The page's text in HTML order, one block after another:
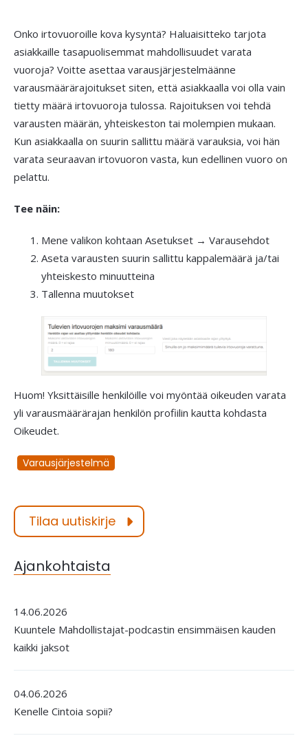
Onko irtovuoroille kova kysyntä? Haluaisitteko tarjota
asiakkaille tasapuolisemmat mahdollisuudet varata
vuoroja? Voitte asettaa varausjärjestelmäänne
varausmäärärajoitukset siten, että asiakkaalla voi olla vain
tietty määrä irtovuoroja tulossa. Rajoituksen voi tehdä
varausten määrän, yhteiskeston tai molempien mukaan.
Kun asiakkaalla on suurin sallittu määrä varauksia, voi hän
varata seuraavan irtovuoron vasta, kun edellinen vuoro on
pelattu.
Tee näin:
Mene valikon kohtaan Asetukset → Varausehdot
Aseta varausten suurin sallittu kappalemäärä ja/tai
yhteiskesto minuutteina
Tallenna muutokset
Huom! Yksittäisille henkilöille voi myöntää oikeuden varata
yli varausmäärärajan henkilön profiilin kautta kohdasta
Oikeudet.
Varausjärjestelmä
Tilaa uutiskirje
Ajankohtaista
14.06.2026
Kuuntele Mahdollistajat-podcastin ensimmäisen kauden
kaikki jaksot
04.06.2026
Kenelle Cintoia sopii?